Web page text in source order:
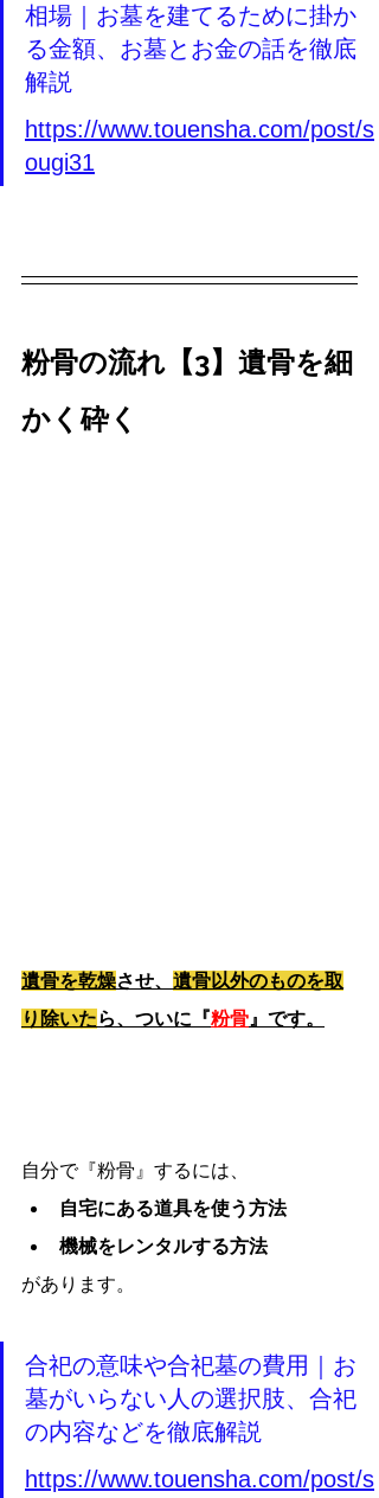
相場｜お墓を建てるために掛か
る金額、お墓とお金の話を徹底
解説
https://www.touensha.com/post/s
ougi31
粉骨の流れ【3】遺骨を細
かく砕く
遺骨を乾燥させ、 遺骨以外のものを取
り除いたら、ついに『粉骨 』です。
自分で『粉骨』するには、
自宅にある道具を使う方法
機械をレンタルする方法
があります。
合祀の意味や合祀墓の費用｜お
墓がいらない人の選択肢、合祀
の内容などを徹底解説
https://www.touensha.com/post/s